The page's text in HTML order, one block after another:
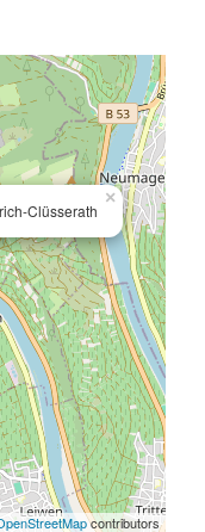
Clüsserath
×
contributors